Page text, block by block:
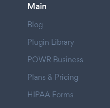
Main
Blog
Plugin Library
POWR Business
Plans & Pricing
HIPAA Forms